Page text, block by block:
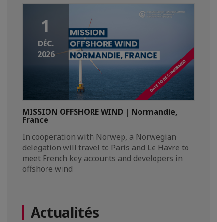
1
DÉC.
2026
MISSION OFFSHORE WIND | Normandie,
France
In cooperation with Norwep, a Norwegian
delegation will travel to Paris and Le Havre to
meet French key accounts and developers in
offshore wind
Actualités